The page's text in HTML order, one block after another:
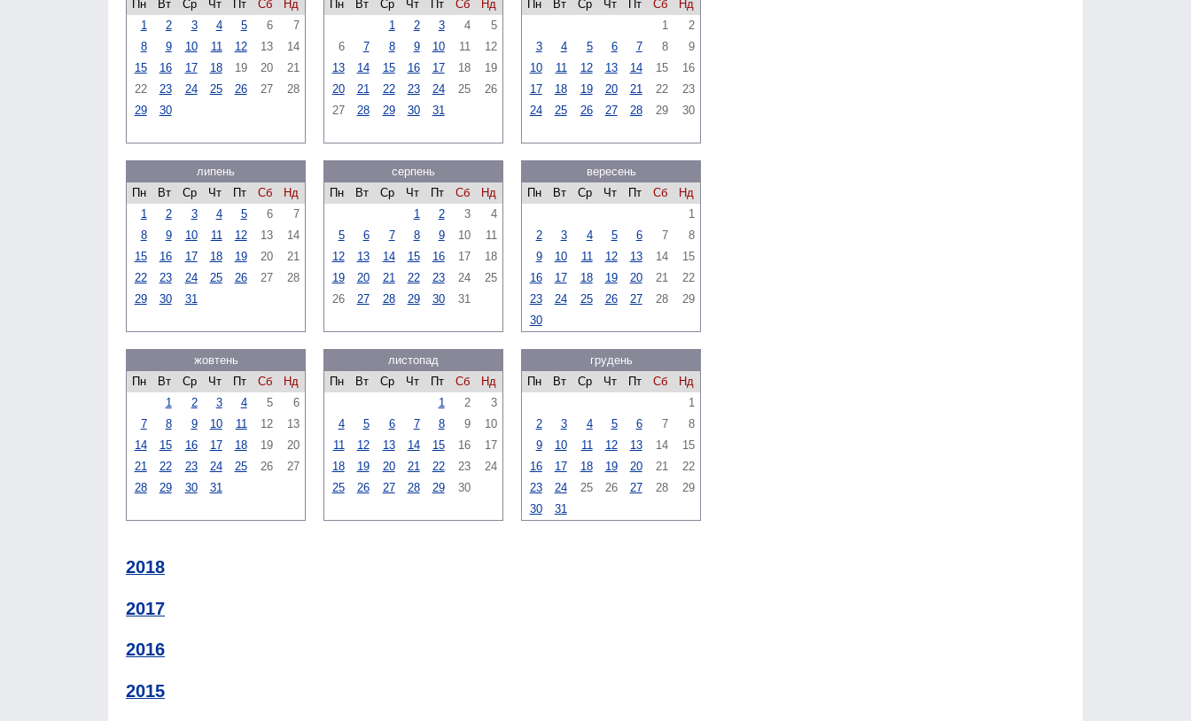
Пн
Вт Ср Чт Пт Сб
Нд
1
2 3 4 5 6
7
8
9 10 11 12 13
14
15
16 17 18 19 20
21
22
23 24 25 26 27
28
29
30
Пн
Вт Ср Чт Пт Сб
Нд
1
2 3 4
5
6
7 8 9 10 11
12
13
14 15 16 17 18
19
20
21 22 23 24 25
26
27
28 29 30 31
Пн
Вт Ср Чт Пт Сб
Нд
1
2
3
4 5 6 7 8
9
10
11 12 13 14 15
16
17
18 19 20 21 22
23
24
25 26 27 28 29 30
липень
Пн
Вт Ср Чт Пт Сб
Нд
1
2 3 4 5 6
7
8
9 10 11 12 13
14
15
16 17 18 19 20
21
22
23 24 25 26 27
28
29
30 31
серпень
Пн
Вт Ср Чт Пт Сб
Нд
1
2 3
4
5
6 7 8 9 10
11
12
13 14 15 16 17
18
19
20 21 22 23 24
25
26
27 28 29 30 31
вересень
Пн
Вт Ср Чт Пт Сб
Нд
1
2
3 4 5 6 7
8
9
10 11 12 13 14
15
16
17 18 19 20 21
22
23
24 25 26 27 28
29
30
жовтень
Пн
Вт Ср Чт Пт Сб
Нд
1
2 3 4 5
6
7
8 9 10 11 12
13
14
15 16 17 18 19
20
21
22 23 24 25 26
27
28
29 30 31
листопад
Пн
Вт Ср Чт Пт Сб
Нд
1
2
3
4
5 6 7 8 9
10
11
12 13 14 15 16
17
18
19 20 21 22 23
24
25
26 27 28 29 30
грудень
Пн
Вт Ср Чт Пт Сб
Нд
1
2
3 4 5 6 7
8
9
10 11 12 13 14
15
16
17 18 19 20 21
22
23
24 25 26 27 28
29
30
31
2018
2017
2016
2015